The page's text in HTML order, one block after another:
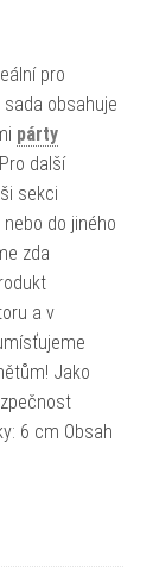
pro
obsahuje
párty
další
sekci
do jiného
zda
a v
Jako
6 cm Obsah